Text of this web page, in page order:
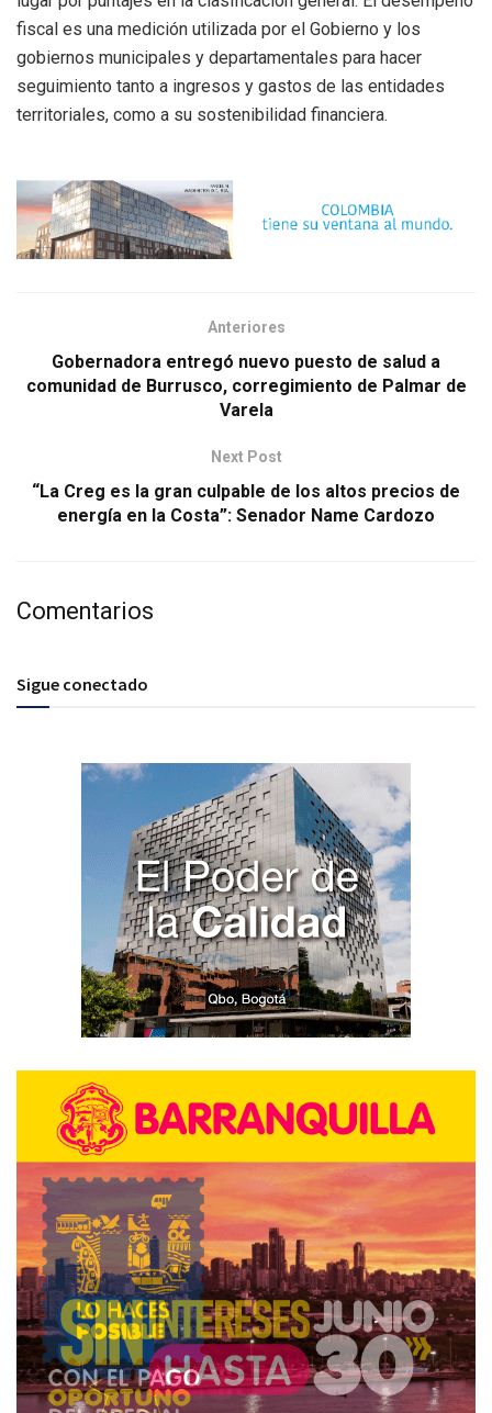
fiscal es una medición utilizada por el Gobierno y los
gobiernos municipales y departamentales para hacer
seguimiento tanto a ingresos y gastos de las entidades
territoriales, como a su sostenibilidad financiera.
Anteriores
Gobernadora entregó nuevo puesto de salud a
comunidad de Burrusco, corregimiento de Palmar de
Varela
Next Post
“La Creg es la gran culpable de los altos precios de
energía en la Costa”: Senador Name Cardozo
Comentarios
Sigue conectado